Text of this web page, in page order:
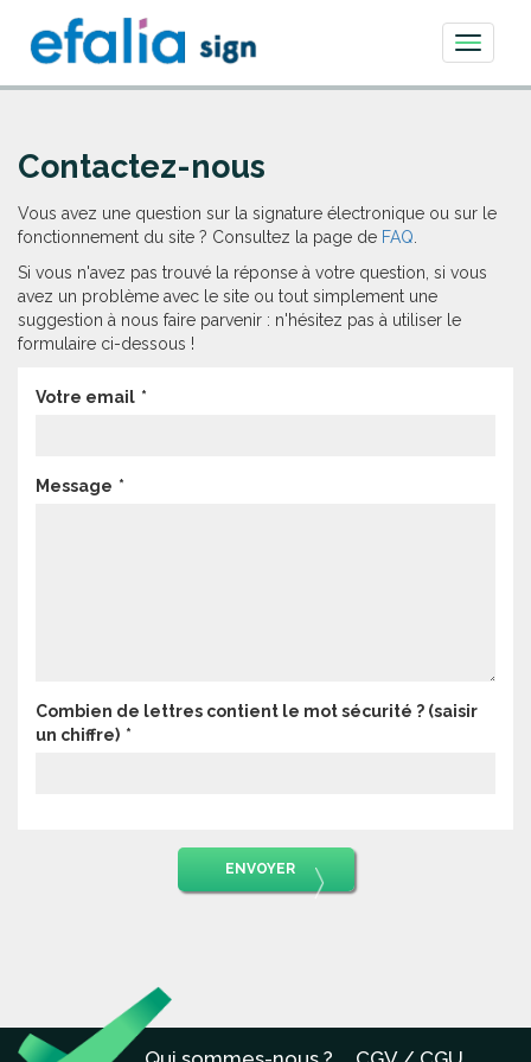
Toggle
Contactez-nous
Vous avez une question sur la signature électronique ou sur le
fonctionnement du site ? Consultez la page de FAQ
Si vous n'avez pas trouvé la réponse à votre question, si vous
avez un problème avec le site ou tout simplement une
suggestion à nous faire parvenir : n'hésitez pas à utiliser le
formulaire ci-dessous !
Votre email
Message
Combien de lettres contient le mot sécurité ? (saisir
un chiffre)
ENVOYER